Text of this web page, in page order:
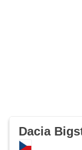
Dacia